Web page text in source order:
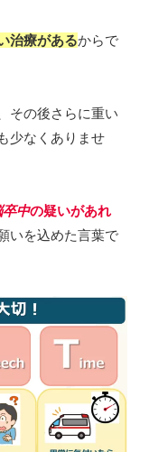
治療があるからで
その後さらに重い
少なくありませ
卒中の疑いがあれ
いを込めた言葉で